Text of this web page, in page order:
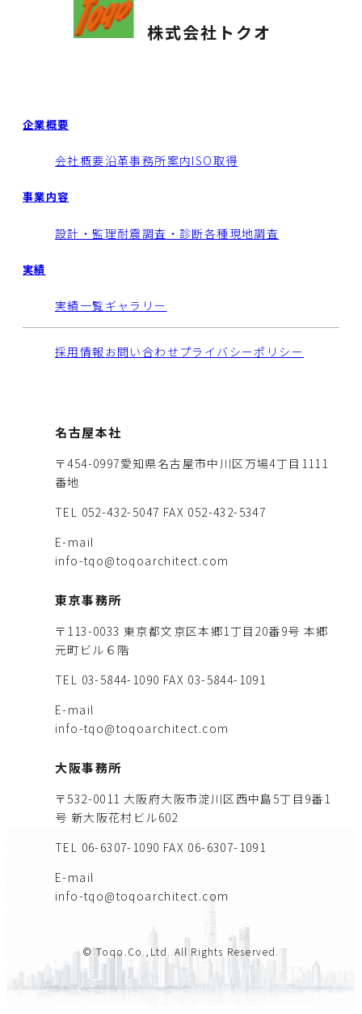
株式会社トクオ
企業概要
会社概要沿革事務所案内ISO取得
事業内容
設計・監理耐震調査・診断各種現地調査
実績
実績一覧 ギャラリー
採用情報 お問い合わせ プライバシーポリシー
名古屋本社
〒454-0997愛知県名古屋市中川区万場4丁目1111
番地
TEL 052-432-5047 FAX 052-432-5347
E-mail
info-tqo@toqoarchitect.com
東京事務所
〒113-0033 東京都文京区本郷1丁目20番9号 本郷
元町ビル６階
TEL 03-5844-1090 FAX 03-5844-1091
E-mail
info-tqo@toqoarchitect.com
大阪事務所
〒532-0011 大阪府大阪市淀川区西中島5丁目9番1
号 新大阪花村ビル602
TEL 06-6307-1090 FAX 06-6307-1091
E-mail
info-tqo@toqoarchitect.com
© Toqo.Co.,Ltd. All Rights Reserved.